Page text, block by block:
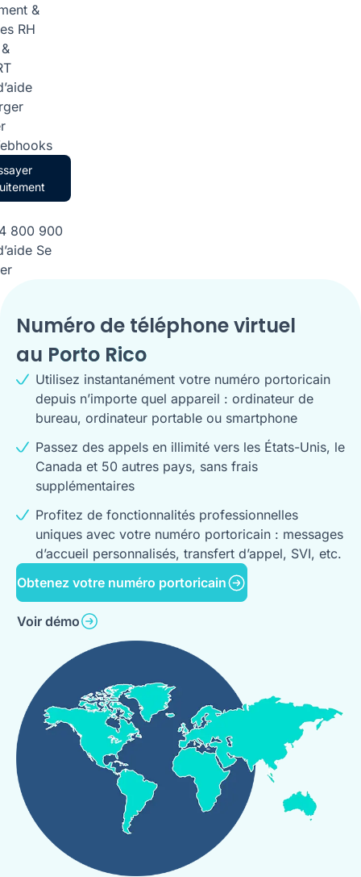
&
RH
800 900
Se
Numéro de téléphone virtuel
au Porto Rico
Utilisez instantanément votre numéro portoricain
depuis n’importe quel appareil : ordinateur de
bureau, ordinateur portable ou smartphone
Passez des appels en illimité vers les États-Unis, le
Canada et 50 autres pays, sans frais
supplémentaires
Profitez de fonctionnalités professionnelles
uniques avec votre numéro portoricain : messages
d’accueil personnalisés, transfert d’appel, SVI, etc.
Obtenez votre numéro portoricain
Voir démo